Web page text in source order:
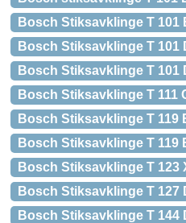
Bosch Stiksavklinge T 101
Bosch Stiksavklinge T 101
Bosch Stiksavklinge T 101
Bosch Stiksavklinge T 111
Bosch Stiksavklinge T 119
Bosch Stiksavklinge T 119
Bosch Stiksavklinge T 123
Bosch Stiksavklinge T 127
Bosch Stiksavklinge T 144